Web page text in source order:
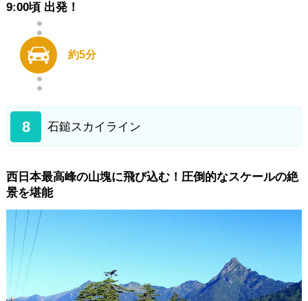
9:00頃 出発！
約5分
8 石鎚スカイライン
西日本最高峰の山塊に飛び込む！圧倒的なスケールの絶
景を堪能